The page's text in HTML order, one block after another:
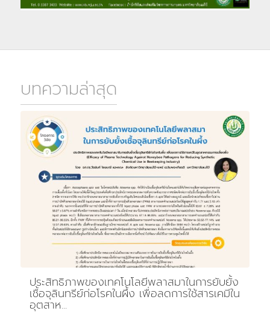
บทความล่าสุด
ประสิทธิภาพของเทคโนโลยีพลาสมาในการยับยั้ง
เชื้อจุลินทรีย์ก่อโรคในผึ้ง เพื่อลดการใช้สารเคมีใน
อุตสาห...